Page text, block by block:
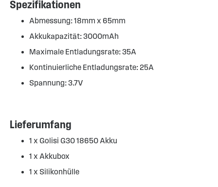
Spezifikationen
Abmessung: 18mm x 65mm
Akkukapazität: 3000mAh
Maximale Entladungsrate: 35A
Kontinuierliche Entladungsrate: 25A
Spannung: 3.7V
Lieferumfang
1 x Golisi G30 18650 Akku
1 x Akkubox
1 x Silikonhülle